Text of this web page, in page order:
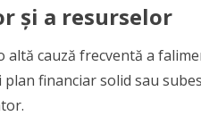
și a resurselor
altă cauză frecventă a
financiar solid sau